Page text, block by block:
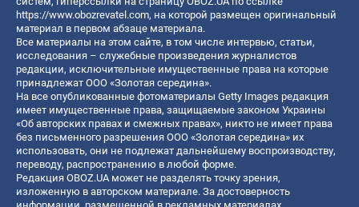
https://www.obozrevatel.com, на которой размещен оригинальный
материал в первом абзаце материала.
Все материалы на этом сайте, в том числе интервью, статьи,
исследования – служебные произведения журналистов
редакции, исключительные имущественные права на которые
принадлежат ООО «Золотая середина».
На все опубликованные фотоматериалы Getty Images редакция
имеет имущественные права, защищаемые законом Украины
«Об авторских правах и смежных правах», никто не имеет права
без письменного разрешения ООО «Золотая середина» их
использовать, они не подлежат дальнейшему воспроизводству,
переводу, распространению в любой форме.
Редакция OBOZ.UA может не разделять точку зрения,
изложенную в авторском материале. За достоверность